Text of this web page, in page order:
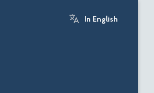
In English